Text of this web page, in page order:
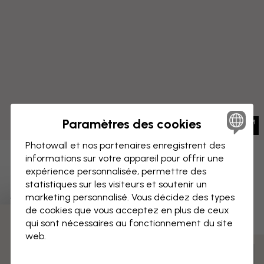
Magnolia florissante - Bleu pâle
IMPRESSION SUR TOILE Enregistrer
Paramètres des cookies
Photowall et nos partenaires enregistrent des
informations sur votre appareil pour offrir une
expérience personnalisée, permettre des
statistiques sur les visiteurs et soutenir un
marketing personnalisé. Vous décidez des types
de cookies que vous acceptez en plus de ceux
qui sont nécessaires au fonctionnement du site
web.